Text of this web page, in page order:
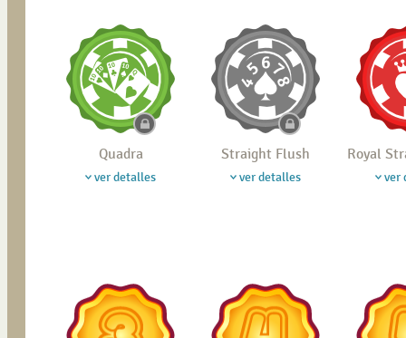
Quadra
ver detalles
Straight Flush
ver detalles
Royal
ver